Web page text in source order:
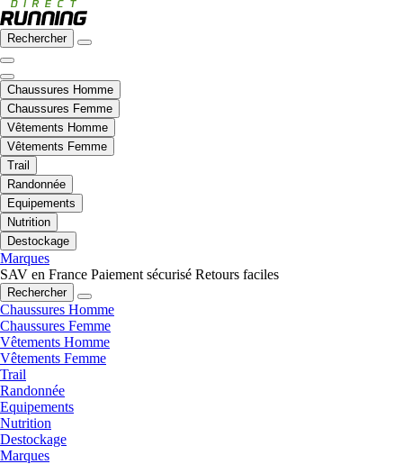
Rechercher
Chaussures Homme
Chaussures Femme
Vêtements Homme
Vêtements Femme
Trail
Randonnée
Equipements
Nutrition
Destockage
Marques
SAV en France Paiement sécurisé Retours faciles
Rechercher
Chaussures Homme
Chaussures Femme
Vêtements Homme
Vêtements Femme
Trail
Randonnée
Equipements
Nutrition
Destockage
Marques